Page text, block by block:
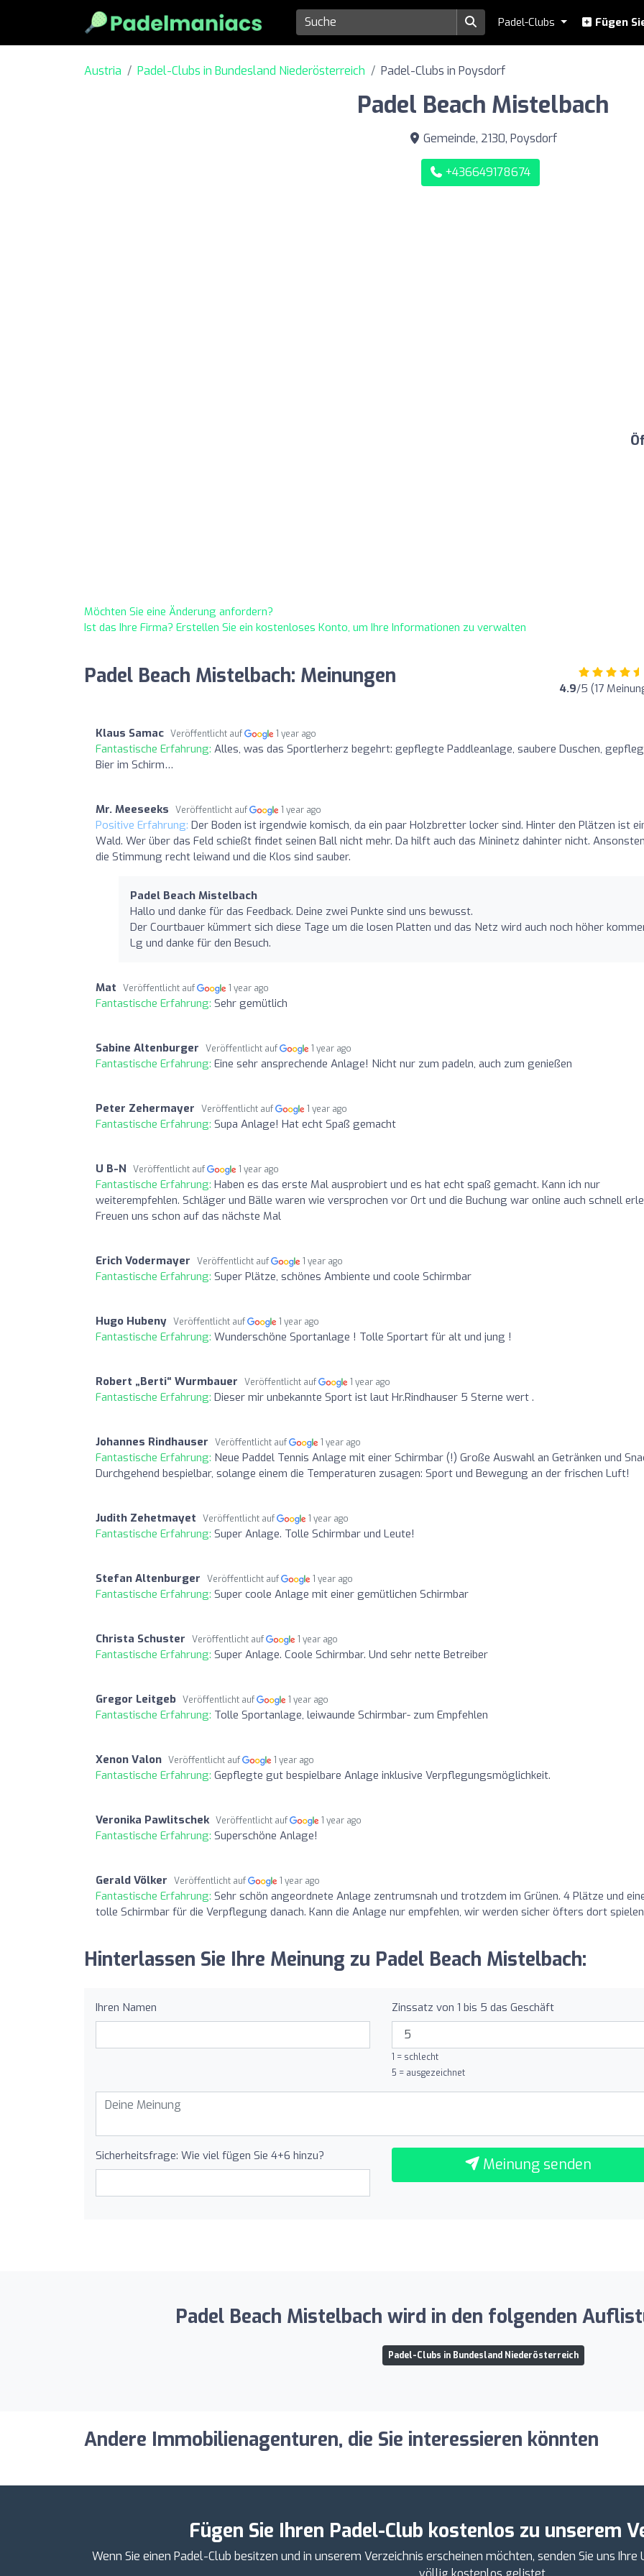
Padel-Clubs Fügen
Austria Padel-Clubs in Bundesland Niederösterreich Padel-Clubs in Poysdorf
Padel Beach Mistelbach
Gemeinde, 2130, Poysdorf
+436649178674
Möchten Sie eine Änderung anfordern?
Ist das Ihre Firma? Erstellen Sie ein kostenloses Konto, um Ihre Informationen zu verwalten
Padel Beach Mistelbach: Meinungen 4.9/5 (17
Klaus Samac Veröffentlicht auf 1 year ago
Fantastische Erfahrung: Alles, was das Sportlerherz begehrt: gepflegte Paddleanlage, saubere Duschen,
Bier im Schirm…
Mr. Meeseeks Veröffentlicht auf 1 year ago
Positive Erfahrung: Der Boden ist irgendwie komisch, da ein paar Holzbretter locker sind. Hinter den Plätzen ist
Wald. Wer über das Feld schießt findet seinen Ball nicht mehr. Da hilft auch das Mininetz dahinter nicht.
die Stimmung recht leiwand und die Klos sind sauber.
Padel Beach Mistelbach
Hallo und danke für das Feedback. Deine zwei Punkte sind uns bewusst.
Der Courtbauer kümmert sich diese Tage um die losen Platten und das Netz wird auch noch höher
Lg und danke für den Besuch.
Mat Veröffentlicht auf 1 year ago
Fantastische Erfahrung: Sehr gemütlich
Sabine Altenburger Veröffentlicht auf 1 year ago
Fantastische Erfahrung: Eine sehr ansprechende Anlage! Nicht nur zum padeln, auch zum genießen
Peter Zehermayer Veröffentlicht auf 1 year ago
Fantastische Erfahrung: Supa Anlage! Hat echt Spaß gemacht
U B-N Veröffentlicht auf 1 year ago
Fantastische Erfahrung: Haben es das erste Mal ausprobiert und es hat echt spaß gemacht. Kann ich nur
weiterempfehlen. Schläger und Bälle waren wie versprochen vor Ort und die Buchung war online auch schnell
Freuen uns schon auf das nächste Mal
Erich Vodermayer Veröffentlicht auf 1 year ago
Fantastische Erfahrung: Super Plätze, schönes Ambiente und coole Schirmbar
Hugo Hubeny Veröffentlicht auf 1 year ago
Fantastische Erfahrung: Wunderschöne Sportanlage ! Tolle Sportart für alt und jung !
Robert „Berti“ Wurmbauer Veröffentlicht auf 1 year ago
Fantastische Erfahrung: Dieser mir unbekannte Sport ist laut Hr.Rindhauser 5 Sterne wert .
Johannes Rindhauser Veröffentlicht auf 1 year ago
Fantastische Erfahrung: Neue Paddel Tennis Anlage mit einer Schirmbar (!) Große Auswahl an Getränken und
Durchgehend bespielbar, solange einem die Temperaturen zusagen: Sport und Bewegung an der frischen Luft!
Judith Zehetmayet Veröffentlicht auf 1 year ago
Fantastische Erfahrung: Super Anlage. Tolle Schirmbar und Leute!
Stefan Altenburger Veröffentlicht auf 1 year ago
Fantastische Erfahrung: Super coole Anlage mit einer gemütlichen Schirmbar
Christa Schuster Veröffentlicht auf 1 year ago
Fantastische Erfahrung: Super Anlage. Coole Schirmbar. Und sehr nette Betreiber
Gregor Leitgeb Veröffentlicht auf 1 year ago
Fantastische Erfahrung: Tolle Sportanlage, leiwaunde Schirmbar- zum Empfehlen
Xenon Valon Veröffentlicht auf 1 year ago
Fantastische Erfahrung: Gepflegte gut bespielbare Anlage inklusive Verpflegungsmöglichkeit.
Veronika Pawlitschek Veröffentlicht auf 1 year ago
Fantastische Erfahrung: Superschöne Anlage!
Gerald Völker Veröffentlicht auf 1 year ago
Fantastische Erfahrung: Sehr schön angeordnete Anlage zentrumsnah und trotzdem im Grünen. 4 Plätze und
tolle Schirmbar für die Verpflegung danach. Kann die Anlage nur empfehlen, wir werden sicher öfters dort
Hinterlassen Sie Ihre Meinung zu Padel Beach Mistelbach:
Ihren Namen Zinssatz von 1 bis 5 das Geschäft
1 = schlecht
5 = ausgezeichnet
Sicherheitsfrage: Wie viel fügen Sie 4+6 hinzu? Meinung senden
Padel Beach Mistelbach wird in den folgenden
Padel-Clubs in Bundesland Niederösterreich
Andere Immobilienagenturen, die Sie interessieren könnten
Fügen Sie Ihren Padel-Club kostenlos zu unserem
Wenn Sie einen Padel-Club besitzen und in unserem Verzeichnis erscheinen möchten, senden Sie uns